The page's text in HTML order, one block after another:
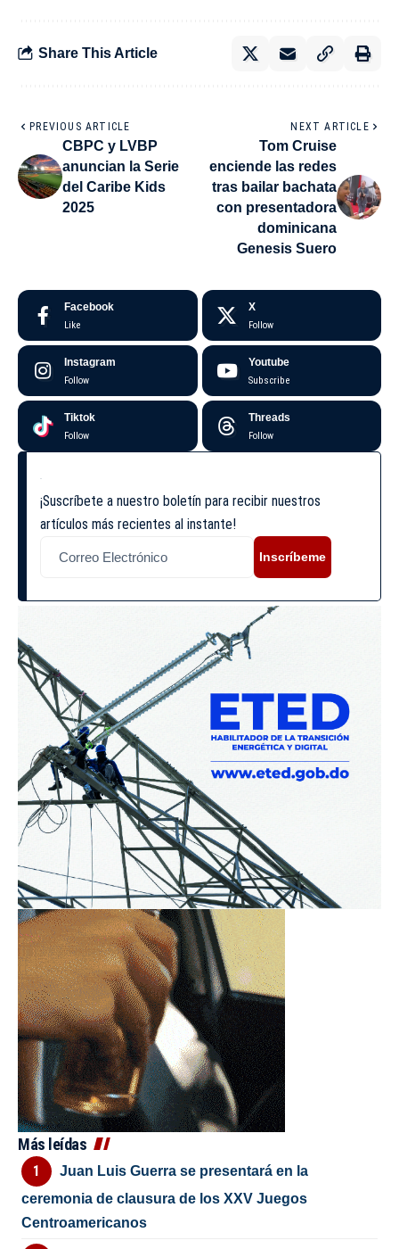
Share This Article
PREVIOUS ARTICLE
CBPC y LVBP
anuncian la Serie
del Caribe Kids
2025
NEXT ARTICLE
Tom Cruise
enciende las redes
tras bailar bachata
con presentadora
dominicana
Genesis Suero
Facebook
Like
X
Follow
Instagram
Follow
Youtube
Subscribe
Tiktok
Follow
Threads
Follow
¡Suscríbete a nuestro boletín para recibir nuestros
artículos más recientes al instante!
Inscríbeme
Más leídas
Juan Luis Guerra se presentará en la
ceremonia de clausura de los XXV Juegos
Centroamericanos